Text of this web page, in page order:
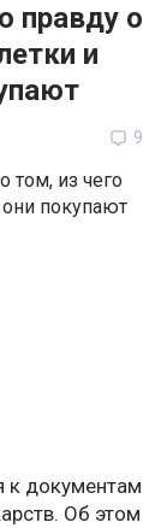
правду о
и
9
к документам
Об этом